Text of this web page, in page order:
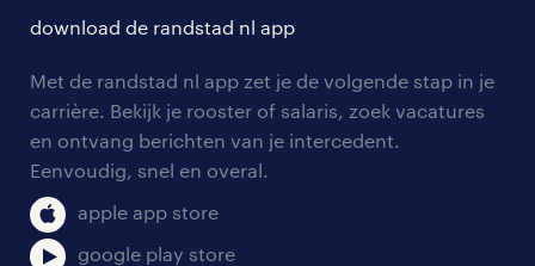
tarieven
personeel gezocht
aanmelden nieuwsbrief
solliciteren
blogs en artikelen
salarischecker
bruto-netto calculator
onze vestigingen
pers
klachten en misstanden
download de randstad nl app
Met de randstad nl app zet je de volgende stap in je
carrière. Bekijk je rooster of salaris, zoek vacatures
en ontvang berichten van je intercedent.
Eenvoudig, snel en overal.
apple app store
google play store